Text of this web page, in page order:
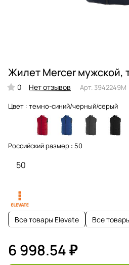
Жилет Mercer мужской,
0 Нет отзывов Арт. 3942249M
Цвет : темно-синий/черный/серый
Российский размер : 50
50
Все товары Elevate Все
6 998.54 ₽